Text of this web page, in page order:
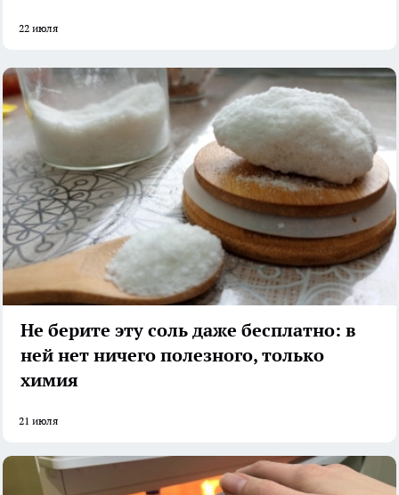
22 июля
Не берите эту соль даже бесплатно: в
ней нет ничего полезного, только
химия
21 июля